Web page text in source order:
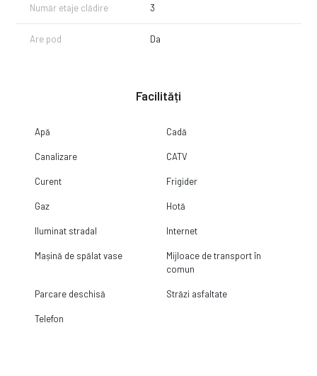
Număr etaje clădire 3
Are pod Da
Facilități
Apă Cadă
Canalizare CATV
Curent Frigider
Gaz Hotă
Iluminat stradal Internet
Mașină de spălat vase
Mijloace de transport în
comun
Parcare deschisă Străzi asfaltate
Telefon